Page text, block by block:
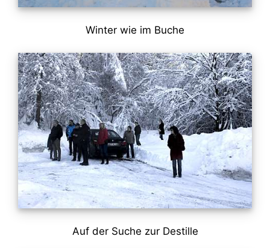
Winter wie im Buche
Auf der Suche zur Destille